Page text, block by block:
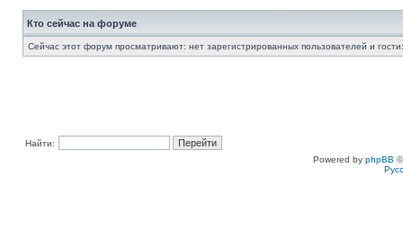
Кто сейчас на форуме
Сейчас этот форум просматривают: нет зарегистрированных пользователей и
Найти:
Powered by phpBB